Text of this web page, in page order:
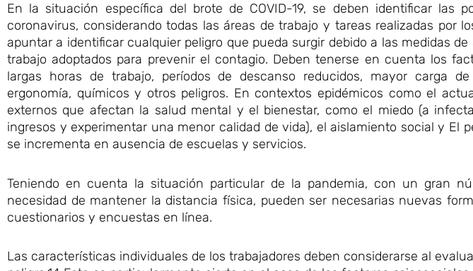
En la situación específica del brote de COVID-19, se deben identificar las
coronavirus, considerando todas las áreas de trabajo y tareas realizadas por
apuntar a identificar cualquier peligro que pueda surgir debido a las medidas
trabajo adoptados para prevenir el contagio. Deben tenerse en cuenta los
largas horas de trabajo, períodos de descanso reducidos, mayor carga
ergonomía, químicos y otros peligros. En contextos epidémicos como el
externos que afectan la salud mental y el bienestar, como el miedo (a
ingresos y experimentar una menor calidad de vida), el aislamiento social y El
se incrementa en ausencia de escuelas y servicios.
Teniendo en cuenta la situación particular de la pandemia, con un gran
necesidad de mantener la distancia física, pueden ser necesarias nuevas
cuestionarios y encuestas en línea.
Las características individuales de los trabajadores deben considerarse al